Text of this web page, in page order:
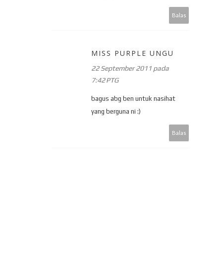
Balas
MISS PURPLE UNGU
22 September 2011 pada
7:42 PTG
bagus abg ben untuk nasihat
yang berguna ni :)
Balas